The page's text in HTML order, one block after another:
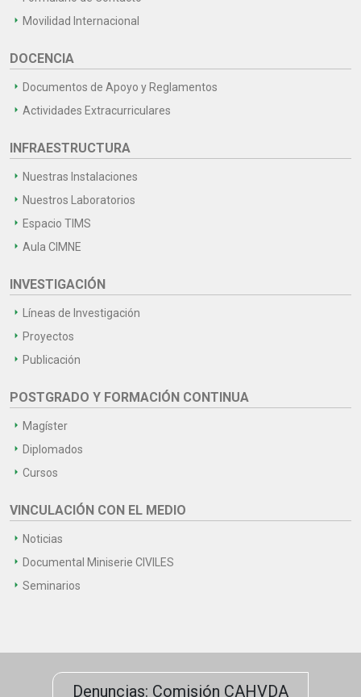
Movilidad Internacional
DOCENCIA
Documentos de Apoyo y Reglamentos
Actividades Extracurriculares
INFRAESTRUCTURA
Nuestras Instalaciones
Nuestros Laboratorios
Espacio TIMS
Aula CIMNE
INVESTIGACIÓN
Líneas de Investigación
Proyectos
Publicación
POSTGRADO Y FORMACIÓN CONTINUA
Magíster
Diplomados
Cursos
VINCULACIÓN CON EL MEDIO
Noticias
Documental Miniserie CIVILES
Seminarios
Denuncias: Comisión CAHVDA